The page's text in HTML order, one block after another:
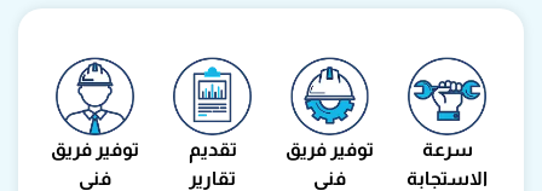
سرعة
الاستجابة
توفير فريق
فني
تقديم
تقارير
توفير فريق
فني